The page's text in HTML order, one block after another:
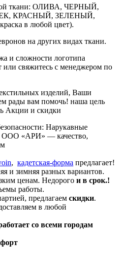
ткани: ОЛИВА, ЧЕРНЫЙ,
КРАСНЫЙ, ЗЕЛЕНЫЙ,
в любой цвет).
на других видах ткани.
и сложности логотипа
или свяжитесь с менеджером по
изделий, Ваши
рады вам помочь! наша цель
Акции и скидки
Нарукавные
«АРИ» — качество,
, кадетская-форма предлагает!
и зимняя разных вариантов.
ценам. Недорого и в срок.!
работы.
предлагаем скидки.
в любой
со всеми городам